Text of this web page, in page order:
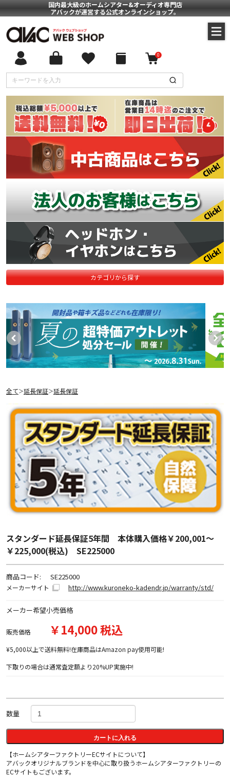
国内最大級のホームシアター&オーディオ専門店
アバックが運営する公式オンラインショップ。
0
カテゴリから探す
全て＞延長保証＞延長保証
スタンダード延長保証5年間 本体購入価格￥200,001～
￥225,000(税込) SE225000
商品コード: SE225000
メーカーサイト http://www.kuroneko-kadendr.jp/warranty/std/
メーカー希望小売価格
販売価格 ￥14,000 税込
¥5,000以上で送料無料!在庫商品はAmazon pay使用可能!
下取りの場合は通常査定額より20%UP実施中!
数量
カートに入れる
【ホームシアターファクトリーECサイトについて】
アバックオリジナルブランドを中心に取り扱うホームシアターファクトリーの
ECサイトもございます。